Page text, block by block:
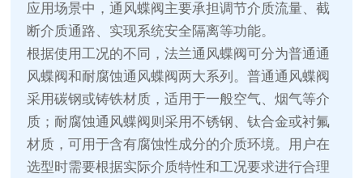
应用场景中，通风蝶阀主要承担调节介质流量、截
断介质通路、实现系统安全隔离等功能。
根据使用工况的不同，法兰通风蝶阀可分为普通通
风蝶阀和耐腐蚀通风蝶阀两大系列。普通通风蝶阀
采用碳钢或铸铁材质，适用于一般空气、烟气等介
质；耐腐蚀通风蝶阀则采用不锈钢、钛合金或衬氟
材质，可用于含有腐蚀性成分的介质环境。用户在
选型时需要根据实际介质特性和工况要求进行合理